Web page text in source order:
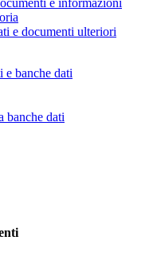
e documenti ulteriori
e banche dati
banche dati